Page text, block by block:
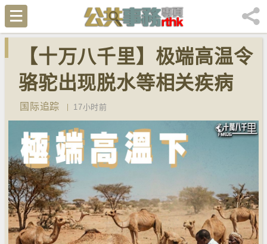
【十万八千里】极端高温令
骆驼出现脱水等相关疾病
国际追踪 17小时前